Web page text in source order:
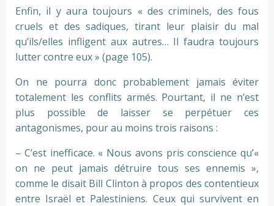
Enfin, il y aura toujours « des criminels, des fous
cruels et des sadiques, tirant leur plaisir du mal
qu’ils/elles infligent aux autres… Il faudra toujours
lutter contre eux » (page 105).
On ne pourra donc probablement jamais éviter
totalement les conflits armés. Pourtant, il ne n’est
plus possible de laisser se perpétuer ces
antagonismes, pour au moins trois raisons :
– C’est inefficace. « Nous avons pris conscience qu’«
on ne peut jamais détruire tous ses ennemis »,
comme le disait Bill Clinton à propos des contentieux
entre Israël et Palestiniens. Ceux qui survivent en